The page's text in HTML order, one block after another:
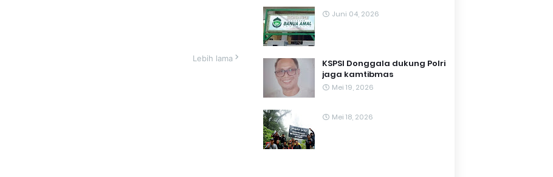
Lebih lama
Juni 04, 2026
KSPSI Donggala dukung Polri
jaga kamtibmas
Mei 19, 2026
Mei 18, 2026